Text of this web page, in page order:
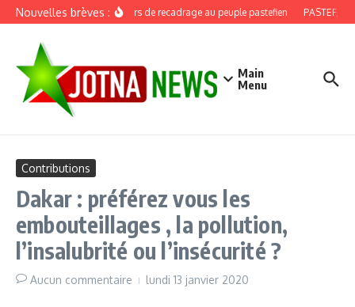
Aller au contenu
Nouvelles brèves :Discours de recadrage au peuple pastefien PASTEF,
Main
Menu
Contributions
Dakar : préférez vous les
embouteillages , la pollution,
l’insalubrité ou l’insécurité ?
Aucun commentaire lundi 13 janvier 2020